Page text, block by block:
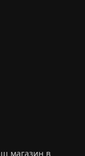
магазин в